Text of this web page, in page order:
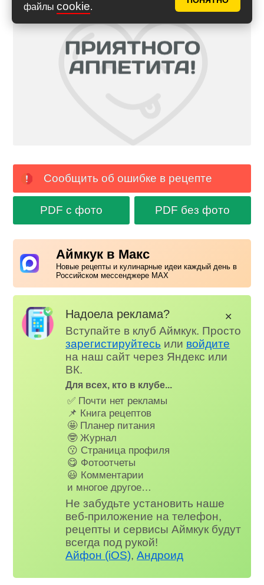
файлы cookie.
Сообщить об ошибке в рецепте
PDF с фото PDF без фото
Аймкук в Макс
Новые рецепты и кулинарные идеи каждый день в
Российском мессенджере MAX
Надоела реклама?
Вступайте в клуб Аймкук. Просто
зарегистируйтесь или войдите
на наш сайт через Яндекс или
ВК.
Для всех, кто в клубе...
✅ Почти нет рекламы
📌 Книга рецептов
🤩 Планер питания
🤓 Журнал
😗 Страница профиля
😋 Фотоотчеты
😃 Комментарии
и многое другое…
Не забудьте установить наше
веб-приложение на телефон,
рецепты и сервисы Аймкук будут
всегда под рукой!
Айфон (iOS),Андроид
✕